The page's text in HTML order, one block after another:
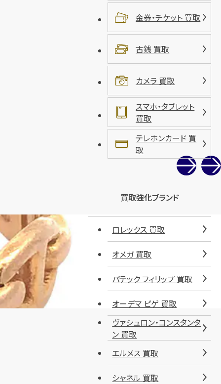
金券・チケット 買取
古銭 買取
カメラ 買取
スマホ・タブレット
買取
テレホンカード 買
取
買取強化ブランド
ロレックス 買取
オメガ 買取
パテック フィリップ 買取
オーデマ ピゲ 買取
ヴァシュロン・コンスタンタ
ン 買取
エルメス 買取
シャネル 買取